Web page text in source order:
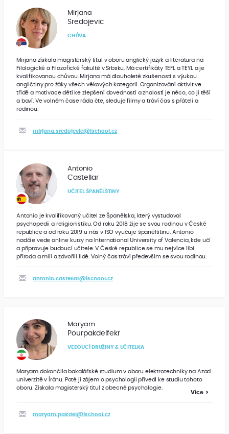
Mirjana
Sredojevic
CHŮVA
Mirjana získala magisterský titul v oboru anglický jazyk a literatura na
Filologické a Filozofické fakultě v Srbsku. Má certifikáty TEFL a TEYL a je
kvalifikovanou chůvou. Mirjana má dlouholeté zkušenosti s výukou
angličtiny pro žáky všech věkových kategorií. Organizování aktivit ve
třídě a motivace dětí ke zlepšení dovedností a znalostí je něco, co ji těší
a baví. Ve volném čase ráda čte, sleduje filmy a tráví čas s přáteli a
rodinou.
mirjana.sredojevic@ischool.cz
Antonio
Castellar
UČITEL ŠPANĚLŠTINY
Antonio je kvalifikovaný učitel ze Španělska, který vystudoval
psychopedii a religionistiku. Od roku 2018 žije se svou rodinou v České
republice a od roku 2019 u nás v ISO vyučuje španělštinu. Antonio
nadále vede online kurzy na International University of Valencia, kde učí
a připravuje budoucí učitele. V České republice se mu nejvíce líbí
příroda a milí a zdvořilí lidé. Volný čas tráví především se svou rodinou.
antonio.castellar@ischool.cz
Maryam
Pourpakdelfekr
VEDOUCÍ DRUŽINY & UČITELKA
Maryam dokončila bakalářské studium v oboru elektrotechniky na Azad
univerzitě v Íránu. Poté ji zájem o psychologii přivedl ke studiu tohoto
oboru. Získala magisterský titul z obecné psychologie.
Více
maryam.pakdel@ischool.cz